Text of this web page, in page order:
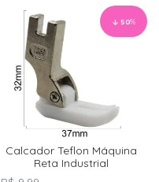
50%
Calcador Teflon Máquina
Reta Industrial